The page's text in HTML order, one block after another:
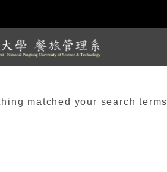
matched your search